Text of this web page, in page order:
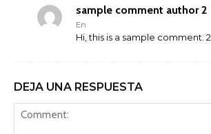
sample comment author 2
En
Hi, this is a sample comment. 2
DEJA UNA RESPUESTA